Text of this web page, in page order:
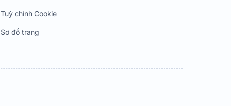
Tuỳ chỉnh Cookie
Sơ đồ trang